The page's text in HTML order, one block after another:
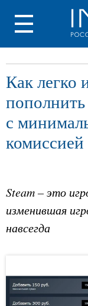
Как легко
с
комиссией
Steam – это
изменившая
навсегда